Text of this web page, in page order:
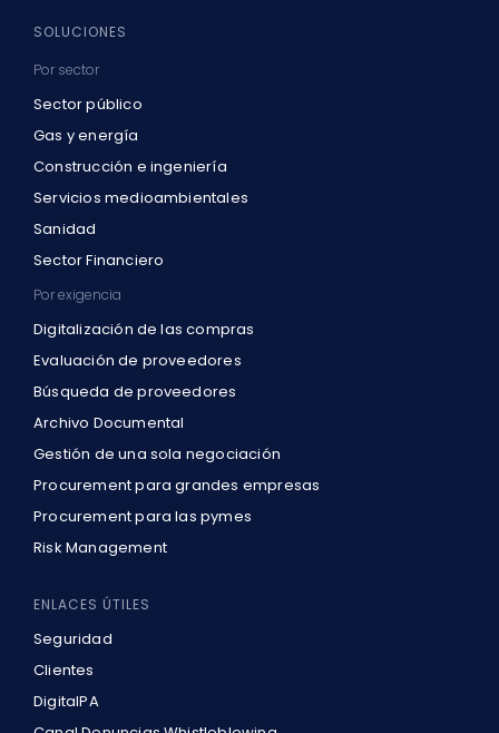
SOLUCIONES
Por sector
Sector público
Gas y energía
Construcción e ingeniería
Servicios medioambientales
Sanidad
Sector Financiero
Por exigencia
Digitalización de las compras
Evaluación de proveedores
Búsqueda de proveedores
Archivo Documental
Gestión de una sola negociación
Procurement para grandes empresas
Procurement para las pymes
Risk Management
ENLACES ÚTILES
Seguridad
Clientes
DigitalPA